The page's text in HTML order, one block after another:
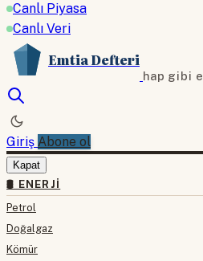
Canlı Piyasa
Canlı Veri
Emtia Defteri
hap gibi
Giriş Abone ol
Kapat
🛢 ENERJI
Petrol
Doğalgaz
Kömür